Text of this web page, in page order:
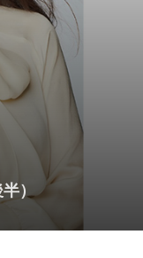
半）